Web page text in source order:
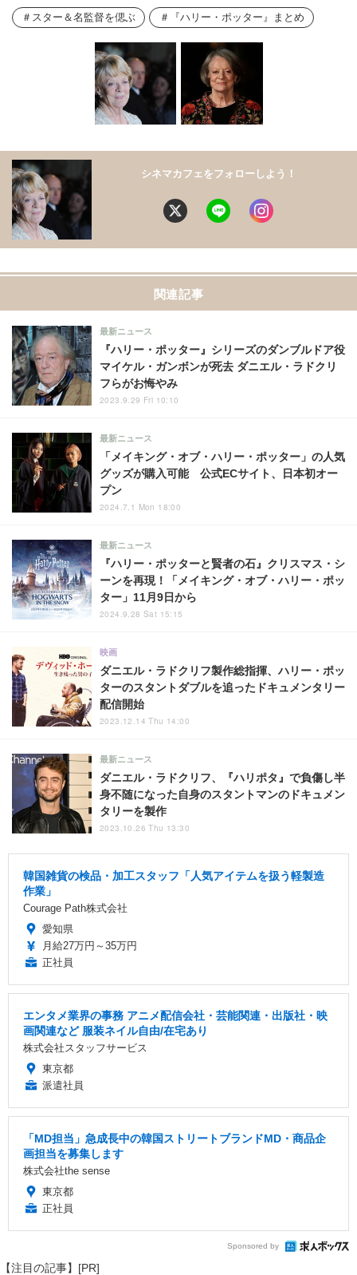
スター＆名監督を偲ぶ 『ハリー・ポッター』まとめ
シネマカフェをフォローしよう！
関連記事
『ハリー・ポッター』シリーズのダンブルドア役
マイケル・ガンボンが死去 ダニエル・ラドクリ
フらがお悔やみ
最新ニュース
2023.9.29 Fri 10:10
「メイキング・オブ・ハリー・ポッター」の人気
グッズが購入可能 公式ECサイト、日本初オー
プン
最新ニュース
2024.7.1 Mon 18:00
『ハリー・ポッターと賢者の石』クリスマス・シ
ーンを再現！「メイキング・オブ・ハリー・ポッ
ター」11月9日から
最新ニュース
2024.9.28 Sat 15:15
ダニエル・ラドクリフ製作総指揮、ハリー・ポッ
ターのスタントダブルを追ったドキュメンタリー
配信開始
映画
2023.12.14 Thu 14:00
ダニエル・ラドクリフ、『ハリポタ』で負傷し半
身不随になった自身のスタントマンのドキュメン
タリーを製作
最新ニュース
2023.10.26 Thu 13:30
韓国雑貨の検品・加工スタッフ「人気アイテムを扱う軽製造
作業」
Courage Path株式会社
愛知県
月給27万円～35万円
正社員
エンタメ業界の事務 アニメ配信会社・芸能関連・出版社・映
画関連など 服装ネイル自由/在宅あり
株式会社スタッフサービス
東京都
派遣社員
「MD担当」急成長中の韓国ストリートブランドMD・商品企
画担当を募集します
株式会社the sense
東京都
正社員
Sponsored by
【注目の記事】[PR]